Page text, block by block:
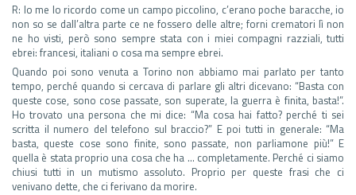
R: Io me lo ricordo come un campo piccolino, c’erano poche baracche, io
non so se dall’altra parte ce ne fossero delle altre; forni crematori lì non
ne ho visti, però sono sempre stata con i miei compagni razziali, tutti
ebrei: francesi, italiani o cosa ma sempre ebrei.
Quando poi sono venuta a Torino non abbiamo mai parlato per tanto
tempo, perché quando si cercava di parlare gli altri dicevano: “Basta con
queste cose, sono cose passate, son superate, la guerra è finita, basta!”.
Ho trovato una persona che mi dice: “Ma cosa hai fatto? perché ti sei
scritta il numero del telefono sul braccio?” E poi tutti in generale: “Ma
basta, queste cose sono finite, sono passate, non parliamone più!” E
quella è stata proprio una cosa che ha … completamente. Perché ci siamo
chiusi tutti in un mutismo assoluto. Proprio per queste frasi che ci
venivano dette, che ci ferivano da morire.